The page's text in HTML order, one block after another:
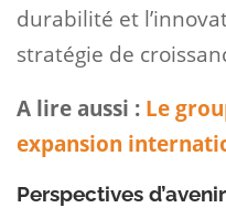
durabilité et
stratégie de
A lire aussi : Le
expansion
Perspectives d’avenir